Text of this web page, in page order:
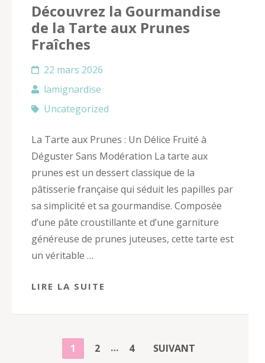
Découvrez la Gourmandise
de la Tarte aux Prunes
Fraîches
22 mars 2026
lamignardise
Uncategorized
La Tarte aux Prunes : Un Délice Fruité à
Déguster Sans Modération La tarte aux
prunes est un dessert classique de la
pâtisserie française qui séduit les papilles par
sa simplicité et sa gourmandise. Composée
d’une pâte croustillante et d’une garniture
généreuse de prunes juteuses, cette tarte est
un véritable …
LIRE LA SUITE
PAGINATION
PAGE
1 PAGE
2 … PAGE
4 SUIVANT